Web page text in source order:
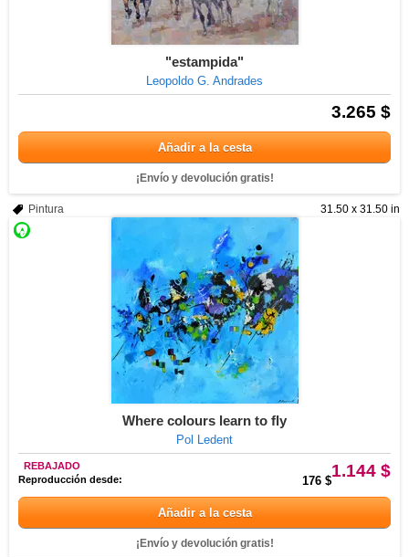
"estampida"
Leopoldo G. Andrades
3.265 $
Añadir a la cesta
¡Envío y devolución gratis!
31.50 x 31.50 in
Pintura
Where colours learn to fly
Pol Ledent
1.144 $
REBAJADO
Reproducción desde:
176 $
Añadir a la cesta
¡Envío y devolución gratis!